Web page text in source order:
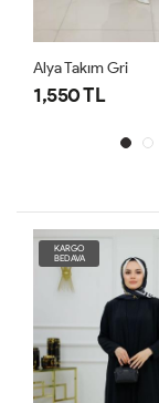
Alya Takım Gri
1,550 TL
KARGO
BEDAVA